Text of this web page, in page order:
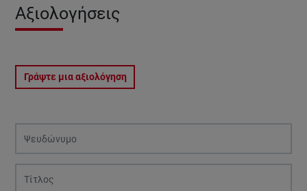
Αξιολογήσεις
Γράψτε μια αξιολόγηση